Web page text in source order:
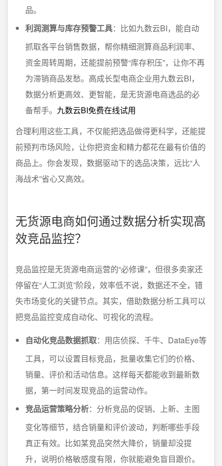
品。
利润测算与库存预警工具：比如九数云BI，能自动
抓取各平台销售数据，帮你精细测算商品利润率、
资金周转周期，还能提前预警“库存积压”，让你不再
为滞销商品发愁。高成长型电商企业用九数云BI，
数据分析更高效、更智能，是无货源电商选品的必
备帮手。 九数云BI免费在线试用
合理利用这些工具，不仅能把选品做得更科学，还能提
前预判市场风险，让你把资金和精力都花在最有价值的
商品上。你会发现，数据驱动下的选品决策，远比“人
海战术”省心又高效。
无货源电商如何通过数据分析实现高
效竞品监控？
竞品监控是无货源电商运营的“必修课”，但很多卖家还
停留在“人工浏览”阶段，效率低不说，数据还不全，错
失市场变化的关键节点。其实，借助数据分析工具可以
把竞品监控变成自动化、可视化的流程。
自动化竞品数据抓取：用店侦探、千牛、DataEye等
工具，可以设置目标竞品，批量收集它们的价格、
销量、评价和活动信息。这样每天都能收到最新数
据，第一时间发现竞品的运营动作。
竞品运营策略分析：分析竞品的促销、上新、主图
变化等细节，结合销量和评价波动，判断哪些手段
真正有效。比如某竞品突然大降价，销量却没提
升，说明价格敏感度有限，你就能避免盲目跟价。